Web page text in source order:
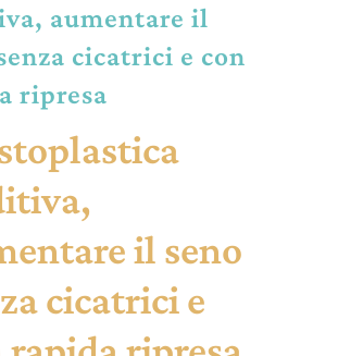
aumentare il
cicatrici e con
ripresa
il seno
cicatrici e